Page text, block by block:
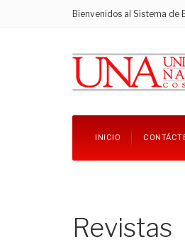
Bienvenidos al Sistema de
INICIO
Revistas